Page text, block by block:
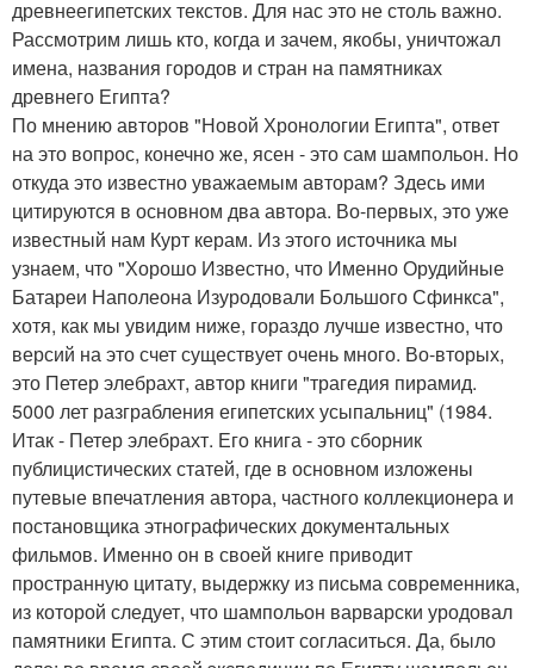
древнеегипетских текстов. Для нас это не столь важно.
Рассмотрим лишь кто, когда и зачем, якобы, уничтожал
имена, названия городов и стран на памятниках
древнего Египта?
По мнению авторов "Новой Хронологии Египта", ответ
на это вопрос, конечно же, ясен - это сам шампольон. Но
откуда это известно уважаемым авторам? Здесь ими
цитируются в основном два автора. Во-первых, это уже
известный нам Курт керам. Из этого источника мы
узнаем, что "Хорошо Известно, что Именно Орудийные
Батареи Наполеона Изуродовали Большого Сфинкса",
хотя, как мы увидим ниже, гораздо лучше известно, что
версий на это счет существует очень много. Во-вторых,
это Петер элебрахт, автор книги "трагедия пирамид.
5000 лет разграбления египетских усыпальниц" (1984.
Итак - Петер элебрахт. Его книга - это сборник
публицистических статей, где в основном изложены
путевые впечатления автора, частного коллекционера и
постановщика этнографических документальных
фильмов. Именно он в своей книге приводит
пространную цитату, выдержку из письма современника,
из которой следует, что шампольон варварски уродовал
памятники Египта. С этим стоит согласиться. Да, было